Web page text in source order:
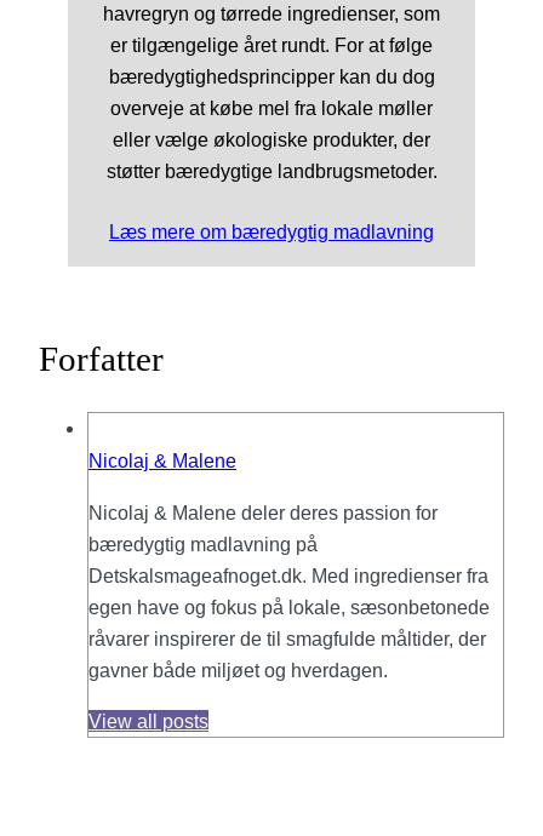
havregryn og tørrede ingredienser, som
er tilgængelige året rundt. For at følge
bæredygtighedsprincipper kan du dog
overveje at købe mel fra lokale møller
eller vælge økologiske produkter, der
støtter bæredygtige landbrugsmetoder.
Læs mere om bæredygtig madlavning
Forfatter
Nicolaj & Malene
Nicolaj & Malene deler deres passion for
bæredygtig madlavning på
Detskalsmageafnoget.dk. Med ingredienser fra
egen have og fokus på lokale, sæsonbetonede
råvarer inspirerer de til smagfulde måltider, der
gavner både miljøet og hverdagen.
View all posts